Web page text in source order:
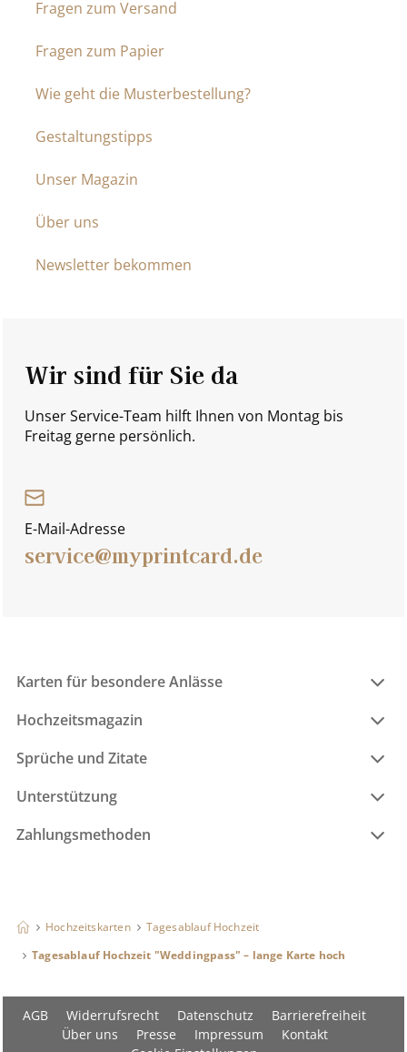
Fragen zum Versand
Fragen zum Papier
Wie geht die Musterbestellung?
Gestaltungstipps
Unser Magazin
Über uns
Newsletter bekommen
Wir sind für Sie da
Unser Service-Team hilft Ihnen von Montag bis
Freitag gerne persönlich.
E-Mail-Adresse
service@myprintcard.de
Karten für besondere Anlässe
Hochzeitsmagazin
Sprüche und Zitate
Unterstützung
Zahlungsmethoden
Hochzeitskarten
Tagesablauf Hochzeit
Tagesablauf Hochzeit "Weddingpass" – lange Karte hoch
AGB Widerrufsrecht Datenschutz
Barrierefreiheit
Über uns
Presse Impressum
Kontakt